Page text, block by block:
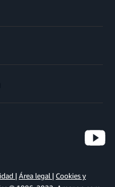
| Área legal | Cookies y